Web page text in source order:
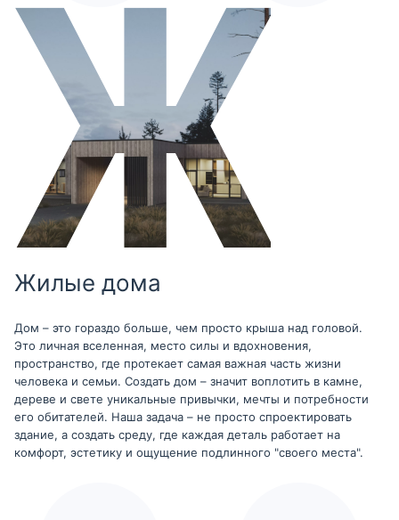
Жилые дома
Дом – это гораздо больше, чем просто крыша над головой.
Это личная вселенная, место силы и вдохновения,
пространство, где протекает самая важная часть жизни
человека и семьи. Создать дом – значит воплотить в камне,
дереве и свете уникальные привычки, мечты и потребности
его обитателей. Наша задача – не просто спроектировать
здание, а создать среду, где каждая деталь работает на
комфорт, эстетику и ощущение подлинного "своего места".